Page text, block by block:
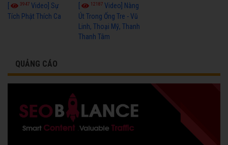
[ 3947 Video] Sự
Tích Phật Thích Ca
[ 12187Video] Nàng
Út Trong Ống Tre - Vũ
Linh, Thoại Mỹ, Thanh
Thanh Tâm
QUẢNG CÁO